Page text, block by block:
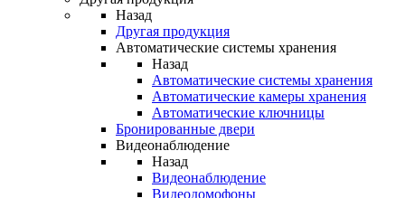
Назад
Другая продукция
Автоматические системы хранения
Назад
Автоматические системы хранения
Автоматические камеры хранения
Автоматические ключницы
Бронированные двери
Видеонаблюдение
Назад
Видеонаблюдение
Видеодомофоны